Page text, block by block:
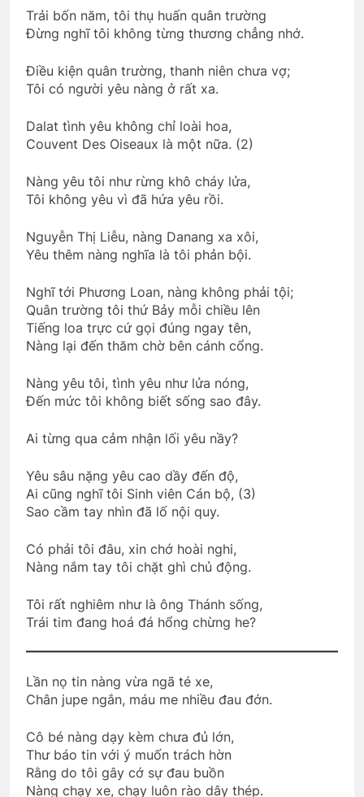
TIẾNG SÚNG CUỐI CÙNG
3 Years Ago
Phỏng vấn Đại Hội ĐK VB TC 2024
2 Years Ago
CTBCTY Tập IV Kết
3 Years Ago
Hành Trang Giã Từ 2
2 Years Ago
ĐỪNG TIẾC NỮA EM
CSVSQ Anthony Lã Huy Anh K14
2 Years Ago
Thăm QP Dư Ngọc Thanh K14/1
3 Years Ago
Trải bốn năm, tôi thụ huấn quân trường
Đừng nghĩ tôi không từng thương chẳng nhớ.
Điều kiện quân trường, thanh niên chưa vợ;
Tôi có người yêu nàng ở rất xa.
Dalat tình yêu không chỉ loài hoa,
Couvent Des Oiseaux là một nữa. (2)
Nàng yêu tôi như rừng khô cháy lửa,
Tôi không yêu vì đã hứa yêu rồi.
Nguyễn Thị Liễu, nàng Danang xa xôi,
Yêu thêm nàng nghĩa là tôi phản bội.
Nghĩ tới Phương Loan, nàng không phải tội;
Quân trường tôi thứ Bảy mỗi chiều lên
Tiếng loa trực cứ gọi đúng ngay tên,
Nàng lại đến thăm chờ bên cánh cổng.
Nàng yêu tôi, tình yêu như lửa nóng,
Đến mức tôi không biết sống sao đây.
Ai từng qua cảm nhận lối yêu nầy?
Yêu sâu nặng yêu cao dầy đến độ,
Ai cũng nghĩ tôi Sinh viên Cán bộ, (3)
Sao cầm tay nhìn đã lố nội quy.
Có phải tôi đâu, xin chớ hoài nghi,
Nàng nắm tay tôi chặt ghì chủ động.
Tôi rất nghiêm như là ông Thánh sống,
Trái tim đang hoá đá hổng chừng he?
Lần nọ tin nàng vừa ngã té xe,
Chân jupe ngắn, máu me nhiều đau đớn.
Cô bé nàng dạy kèm chưa đủ lớn,
Thư báo tin với ý muốn trách hờn
Rằng do tôi gây cớ sự đau buồn
Nàng chạy xe, chạy luôn rào dây thép.